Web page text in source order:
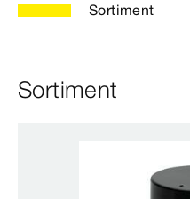
Sortiment
Sortiment